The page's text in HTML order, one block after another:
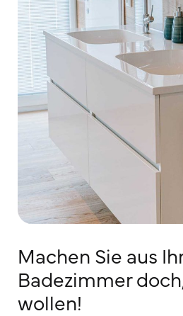
Machen Sie aus
Badezimmer
wollen!